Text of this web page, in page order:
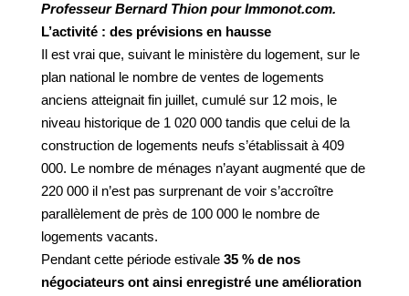
Professeur Bernard Thion pour Immonot.com.
L’activité : des prévisions en hausse
Il est vrai que, suivant le ministère du logement, sur le
plan national le nombre de ventes de logements
anciens atteignait fin juillet, cumulé sur 12 mois, le
niveau historique de 1 020 000 tandis que celui de la
construction de logements neufs s’établissait à 409
000. Le nombre de ménages n’ayant augmenté que de
220 000 il n’est pas surprenant de voir s’accroître
parallèlement de près de 100 000 le nombre de
logements vacants.
Pendant cette période estivale 35 % de nos
négociateurs ont ainsi enregistré une amélioration